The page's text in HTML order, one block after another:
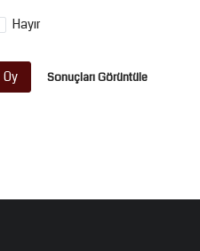
Hayır
Oy Sonuçları Görüntüle